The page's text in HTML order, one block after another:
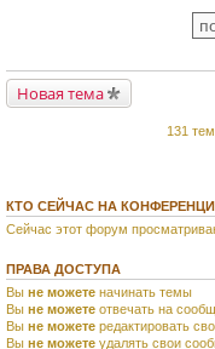
Новая тема
131
КТО СЕЙЧАС НА
Сейчас этот форум
ПРАВА ДОСТУПА
Вы не можете начинать темы
Вы не можете отвечать на
Вы не можете редактировать
Вы не можете удалять свои